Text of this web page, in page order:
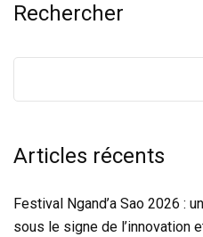
Rechercher
Articles récents
Festival Ngand’a Sao 2026 :
sous le signe de l’innovation